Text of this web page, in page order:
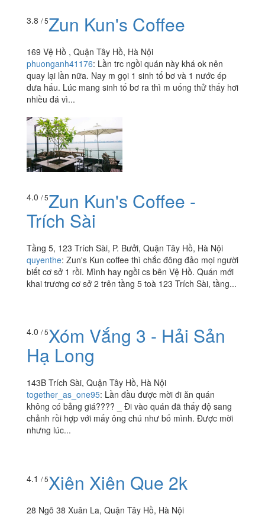
3.8 / 5Zun Kun's Coffee
169 Vệ Hồ , Quận Tây Hồ, Hà Nội
phuonganh41176: Lần trc ngồi quán này khá ok nên
quay lại lần nữa. Nay m gọi 1 sinh tố bơ và 1 nước ép
dưa hấu. Lúc mang sinh tố bơ ra thì m uống thử thấy hơi
nhiều đá vì...
4.0 / 5Zun Kun's Coffee -
Trích Sài
Tầng 5, 123 Trích Sài, P. Bưởi, Quận Tây Hồ, Hà Nội
quyenthe: Zun's Kun coffee thì chắc đông đảo mọi người
biết cơ sở 1 rồi. Mình hay ngồi cs bên Vệ Hồ. Quán mới
khai trương cơ sở 2 trên tầng 5 toà 123 Trích Sài, tầng...
4.0 / 5Xóm Vắng 3 - Hải Sản
Hạ Long
143B Trích Sài, Quận Tây Hồ, Hà Nội
together_as_one95: Lần đầu được mời đi ăn quán
không có bảng giá???? _ Đi vào quán đã thấy độ sang
chảnh rồi hợp với mấy ông chú như bố mình. Được mời
nhưng lúc...
4.1 / 5Xiên Xiên Que 2k
28 Ngõ 38 Xuân La, Quận Tây Hồ, Hà Nội